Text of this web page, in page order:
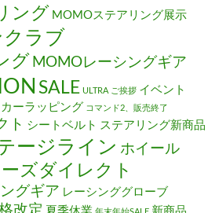
ング MOMOステアリング展示
ラブ
グMOMOレーシングギア
SALE ULTRA ご挨拶 イベント
カーラッピング コマンド2、販売終了
ト シートベルト ステアリング新商品
ージライン ホイール
ズダイレクト
グギア レーシンググローブ
改定 夏季休業 年末年始SALE 新商品